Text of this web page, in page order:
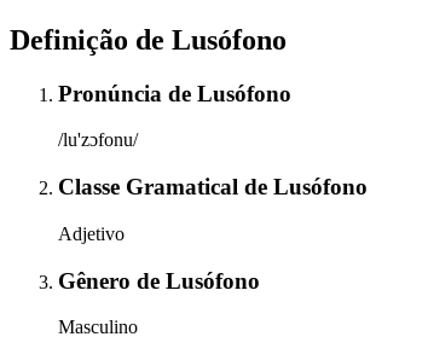
Definição de Lusófono
Pronúncia de Lusófono
/lu'zɔfonu/
Classe Gramatical de Lusófono
Adjetivo
Gênero de Lusófono
Masculino